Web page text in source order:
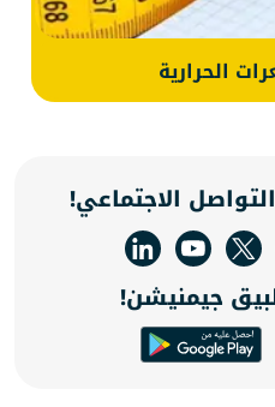
الحرارية
الاجتماعي!
جيمنيشن!